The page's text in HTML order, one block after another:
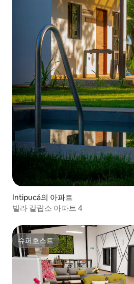
Intipucá의 아파트
빌라 칼립소 아파트 4
슈퍼호스트
슈퍼호스트